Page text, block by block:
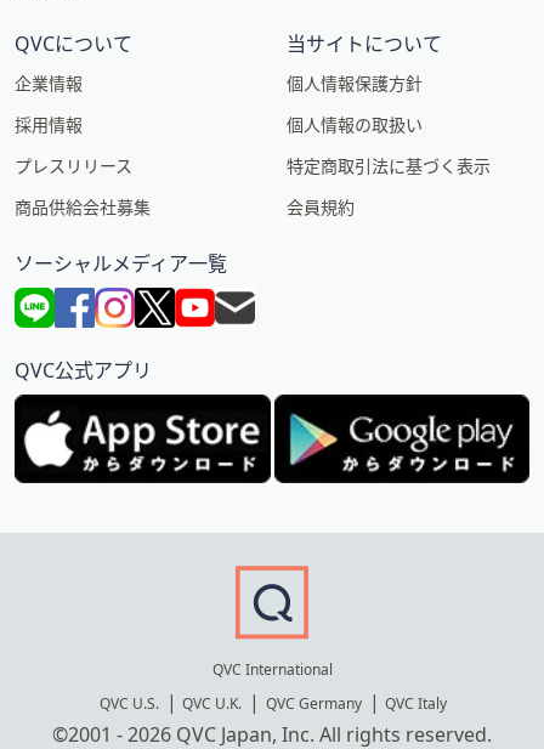
QVCについて
企業情報
採用情報
プレスリリース
商品供給会社募集
当サイトについて
個人情報保護方針
個人情報の取扱い
特定商取引法に基づく表示
会員規約
ソーシャルメディア一覧
QVC公式アプリ
QVC International
QVC U.S.
QVC U.K. QVC Germany QVC Italy
©2001 - 2026 QVC Japan, Inc. All rights reserved.